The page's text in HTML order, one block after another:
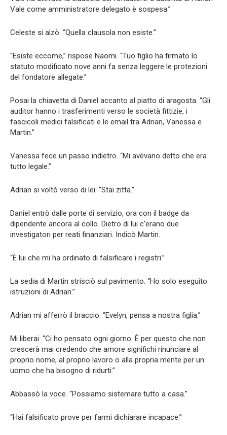
Vale come amministratore delegato è sospesa.”
Celeste si alzò. “Quella clausola non esiste.”
“Esiste eccome,” rispose Naomi. “Tuo figlio ha firmato lo
statuto modificato nove anni fa senza leggere le protezioni
del fondatore allegate.”
Posai la chiavetta di Daniel accanto al piatto di aragosta. “Gli
auditor hanno i trasferimenti verso le società fittizie, i
fascicoli medici falsificati e le email tra Adrian, Vanessa e
Martin.”
Vanessa fece un passo indietro. “Mi avevano detto che era
tutto legale.”
Adrian si voltò verso di lei. “Stai zitta.”
Daniel entrò dalle porte di servizio, ora con il badge da
dipendente ancora al collo. Dietro di lui c’erano due
investigatori per reati finanziari. Indicò Martin.
“È lui che mi ha ordinato di falsificare i registri.”
La sedia di Martin strisciò sul pavimento. “Ho solo eseguito
istruzioni di Adrian.”
Adrian mi afferrò il braccio. “Evelyn, pensa a nostra figlia.”
Mi liberai. “Ci ho pensato ogni giorno. È per questo che non
crescerà mai credendo che amore significhi rinunciare al
proprio nome, al proprio lavoro o alla propria mente per un
uomo che ha bisogno di ridurti.”
Abbassò la voce. “Possiamo sistemare tutto a casa.”
“Hai falsificato prove per farmi dichiarare incapace.”